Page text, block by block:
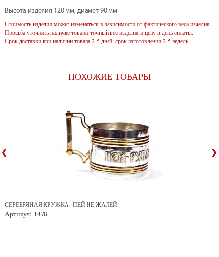
Высота изделия 120 мм, диамет 90 мм
Стоимость изделия может изменяться в зависимости от фактического веса изделия.
Просьба уточнять наличие товара, точный вес изделия и цену в день оплаты.
Срок доставки при наличии товара 2-5 дней; срок изготовления 2-5 недель.
ПОХОЖИЕ ТОВАРЫ
СЕРЕБРЯНАЯ КРУЖКА "ПЕЙ НЕ ЖАЛЕЙ"
Артикул: 1478